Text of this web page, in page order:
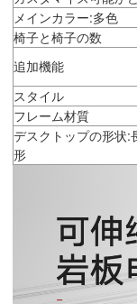
メインカラー:多色
椅子と椅子の数
追加機能
スタイル
フレーム材質
デスクトップの形状:
形